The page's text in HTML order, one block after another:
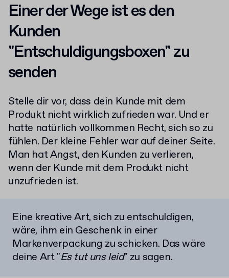
Einer der Wege ist es den
Kunden
"Entschuldigungsboxen" zu
senden
Stelle dir vor, dass dein Kunde mit dem
Produkt nicht wirklich zufrieden war. Und er
hatte natürlich vollkommen Recht, sich so zu
fühlen. Der kleine Fehler war auf deiner Seite.
Man hat Angst, den Kunden zu verlieren,
wenn der Kunde mit dem Produkt nicht
unzufrieden ist.
Eine kreative Art, sich zu entschuldigen,
wäre, ihm ein Geschenk in einer
Markenverpackung zu schicken. Das wäre
deine Art "Es tut uns leid" zu sagen.